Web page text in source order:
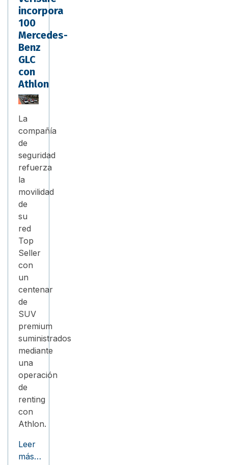
incorpora
100
Mercedes-
Benz
GLC
con
Athlon
La
compañía
de
seguridad
refuerza
la
movilidad
de
su
red
Top
Seller
con
un
centenar
de
SUV
premium
suministrados
mediante
una
operación
de
renting
con
Athlon.
Leer
más…